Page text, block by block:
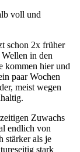
voll und
schon 2x früher
in den
kommen hier und
paar Wochen
meist wegen
Zuwachs
endlich von
stärker als je
stark